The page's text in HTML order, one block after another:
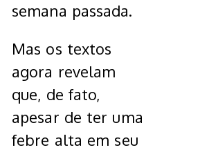
semana passada.
Mas os textos
agora revelam
que, de fato,
apesar de ter uma
febre alta em seu